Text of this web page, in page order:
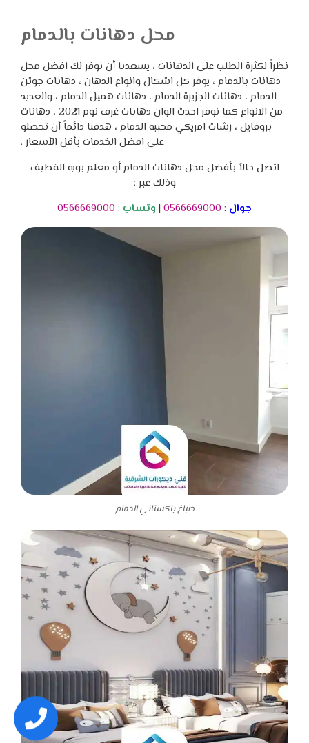
محل دهانات بالدمام
نظراً لكثرة الطلب على الدهانات ، يسعدنا أن نوفر لك افضل محل
دهانات بالدمام ، يوفر كل اشكال وانواع الدهان ، دهانات جوتن
الدمام ، دهانات الجزيرة الدمام ، دهانات هميل الدمام ، والعديد
من الانواع كما نوفر احدث الوان دهانات غرف نوم 2021 ، دهانات
بروفايل ، رشات امريكي محببه الدمام ، هدفنا دائماً أن تحصلو
على افضل الخدمات بأقل الأسعار .
اتصل حالاً بأفضل محل دهانات الدمام أو معلم بويه القطيف
وذلك عبر :
جوال :
0566669000
| وتساب :
0566669000
صباغ باكستاني الدمام